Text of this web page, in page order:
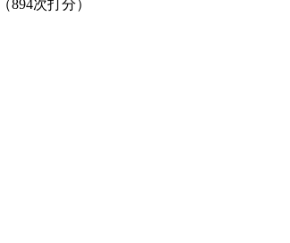
（894次打分）